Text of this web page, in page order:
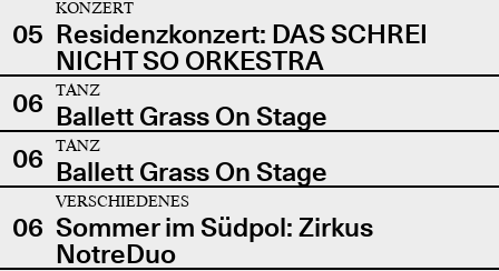
05
KONZERT
Residenzkonzert: DAS SCHREI
NICHT SO ORKESTRA
06
TANZ
Ballett Grass On Stage
06
TANZ
Ballett Grass On Stage
06
VERSCHIEDENES
Sommer im Südpol: Zirkus
NotreDuo